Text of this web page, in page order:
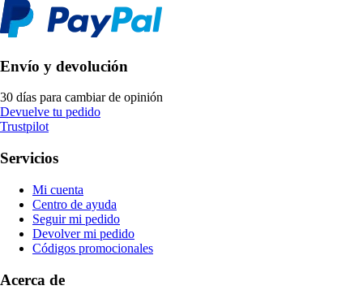
Envío y devolución
30 días para cambiar de opinión
Devuelve tu pedido
Trustpilot
Servicios
Mi cuenta
Centro de ayuda
Seguir mi pedido
Devolver mi pedido
Códigos promocionales
Acerca de